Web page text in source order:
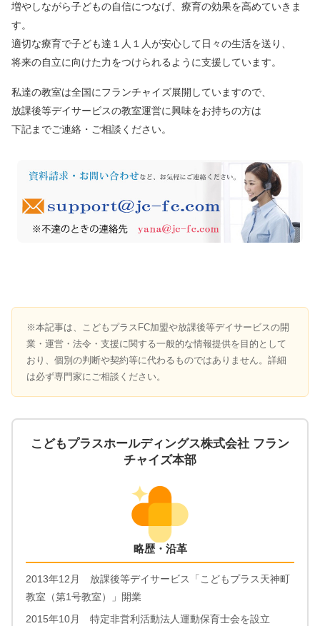
増やしながら子どもの自信につなげ、療育の効果を高めていきま
す。
適切な療育で子ども達１人１人が安心して日々の生活を送り、
将来の自立に向けた力をつけられるように支援しています。
私達の教室は全国にフランチャイズ展開していますので、
放課後等デイサービスの教室運営に興味をお持ちの方は
下記までご連絡・ご相談ください。
※本記事は、こどもプラスFC加盟や放課後等デイサービスの開
業・運営・法令・支援に関する一般的な情報提供を目的として
おり、個別の判断や契約等に代わるものではありません。詳細
は必ず専門家にご相談ください。
こどもプラスホールディングス株式会社 フラン
チャイズ本部
略歴・沿革
2013年12月 放課後等デイサービス「こどもプラス天神町
教室（第1号教室）」開業
2015年10月 特定非営利活動法人運動保育士会を設立